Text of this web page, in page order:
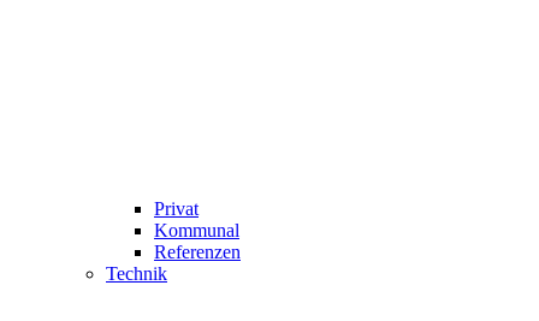
Privat
Kommunal
Referenzen
Technik